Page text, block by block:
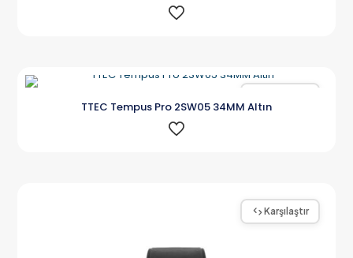
TTEC Tempus Pro 2SW05 34MM Altın
Karşılaştır